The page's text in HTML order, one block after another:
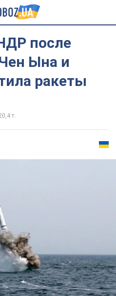
после
Ына и
ракеты
т.